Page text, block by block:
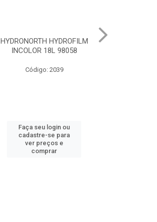
HYDRONORTH ACR STAND
RENDE BCO GELO 3.6 8341
Código: 10219
Faça seu login ou
cadastre-se para
ver preços e
comprar